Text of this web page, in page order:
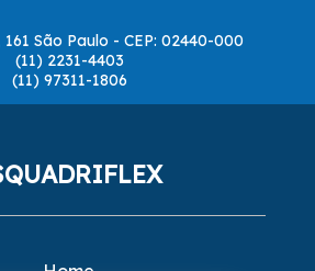
São Paulo - CEP: 02440-000
(11) 2231-4403
(11) 97311-1806